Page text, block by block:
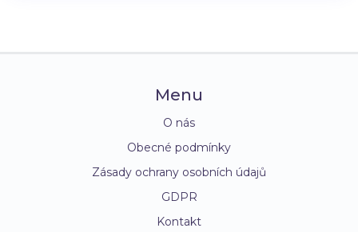
Menu
O nás
Obecné podmínky
Zásady ochrany osobních údajů
GDPR
Kontakt